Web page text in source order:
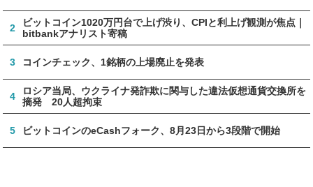
2
ビットコイン1020万円台で上げ渋り、CPIと利上げ観測が焦点｜
bitbankアナリスト寄稿
3 コインチェック、1銘柄の上場廃止を発表
4
ロシア当局、ウクライナ発詐欺に関与した違法仮想通貨交換所を
摘発 20人超拘束
5 ビットコインのeCashフォーク、8月23日から3段階で開始